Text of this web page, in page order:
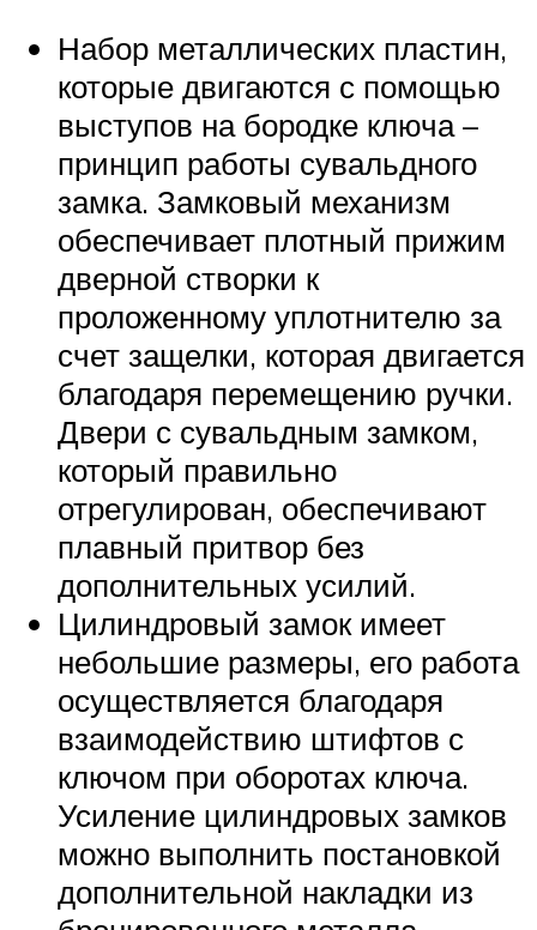
Набор металлических пластин,
которые двигаются с помощью
выступов на бородке ключа –
принцип работы сувальдного
замка. Замковый механизм
обеспечивает плотный прижим
дверной створки к
проложенному уплотнителю за
счет защелки, которая двигается
благодаря перемещению ручки.
Двери с сувальдным замком,
который правильно
отрегулирован, обеспечивают
плавный притвор без
дополнительных усилий.
Цилиндровый замок имеет
небольшие размеры, его работа
осуществляется благодаря
взаимодействию штифтов с
ключом при оборотах ключа.
Усиление цилиндровых замков
можно выполнить постановкой
дополнительной накладки из